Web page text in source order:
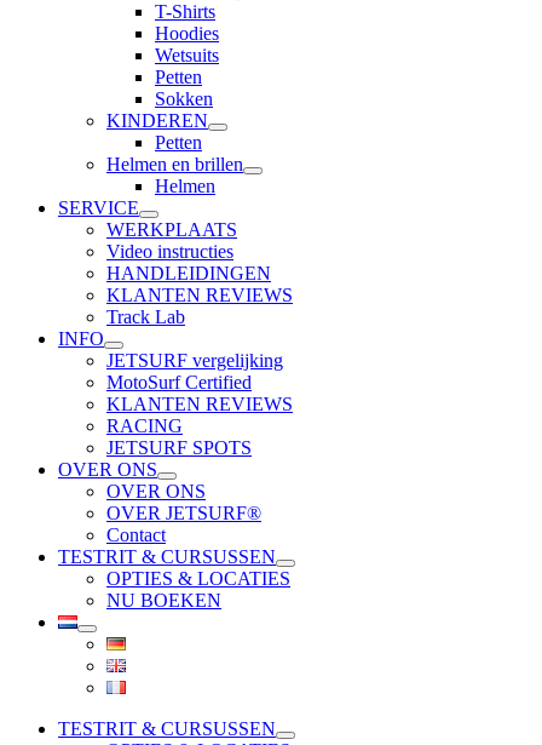
T-Shirts
Hoodies
Wetsuits
Petten
Sokken
KINDEREN
Petten
Helmen en brillen
Helmen
SERVICE
WERKPLAATS
Video instructies
HANDLEIDINGEN
KLANTEN REVIEWS
Track Lab
INFO
JETSURF vergelijking
MotoSurf Certified
KLANTEN REVIEWS
RACING
JETSURF SPOTS
OVER ONS
OVER ONS
OVER JETSURF®
Contact
TESTRIT & CURSUSSEN
OPTIES & LOCATIES
NU BOEKEN
TESTRIT & CURSUSSEN